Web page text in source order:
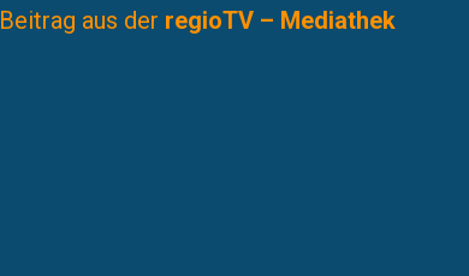
Beitrag aus der regioTV – Mediathek